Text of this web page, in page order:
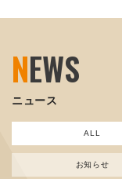
NEWS
ニュース
ALL
お知らせ